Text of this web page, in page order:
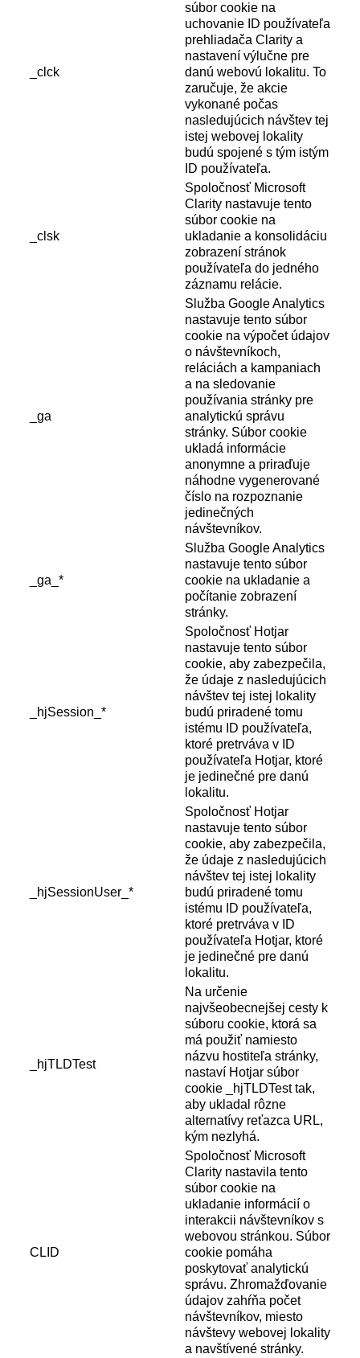
_clck
súbor cookie na
uchovanie ID používateľa
prehliadača Clarity a
nastavení výlučne pre
danú webovú lokalitu. To
zaručuje, že akcie
vykonané počas
nasledujúcich návštev tej
istej webovej lokality
budú spojené s tým istým
ID používateľa.
_clsk
Spoločnosť Microsoft
Clarity nastavuje tento
súbor cookie na
ukladanie a konsolidáciu
zobrazení stránok
používateľa do jedného
záznamu relácie.
_ga
Služba Google Analytics
nastavuje tento súbor
cookie na výpočet údajov
o návštevníkoch,
reláciách a kampaniach
a na sledovanie
používania stránky pre
analytickú správu
stránky. Súbor cookie
ukladá informácie
anonymne a priraďuje
náhodne vygenerované
číslo na rozpoznanie
jedinečných
návštevníkov.
_ga_*
Služba Google Analytics
nastavuje tento súbor
cookie na ukladanie a
počítanie zobrazení
stránky.
_hjSession_*
Spoločnosť Hotjar
nastavuje tento súbor
cookie, aby zabezpečila,
že údaje z nasledujúcich
návštev tej istej lokality
budú priradené tomu
istému ID používateľa,
ktoré pretrváva v ID
používateľa Hotjar, ktoré
je jedinečné pre danú
lokalitu.
_hjSessionUser_*
Spoločnosť Hotjar
nastavuje tento súbor
cookie, aby zabezpečila,
že údaje z nasledujúcich
návštev tej istej lokality
budú priradené tomu
istému ID používateľa,
ktoré pretrváva v ID
používateľa Hotjar, ktoré
je jedinečné pre danú
lokalitu.
_hjTLDTest
Na určenie
najvšeobecnejšej cesty k
súboru cookie, ktorá sa
má použiť namiesto
názvu hostiteľa stránky,
nastaví Hotjar súbor
cookie _hjTLDTest tak,
aby ukladal rôzne
alternatívy reťazca URL,
kým nezlyhá.
CLID
Spoločnosť Microsoft
Clarity nastavila tento
súbor cookie na
ukladanie informácií o
interakcii návštevníkov s
webovou stránkou. Súbor
cookie pomáha
poskytovať analytickú
správu. Zhromažďovanie
údajov zahŕňa počet
návštevníkov, miesto
návštevy webovej lokality
a navštívené stránky.